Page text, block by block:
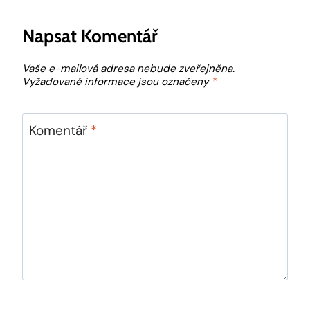
Napsat Komentář
Vaše e-mailová adresa nebude zveřejněna.
Vyžadované informace jsou označeny *
Komentář *